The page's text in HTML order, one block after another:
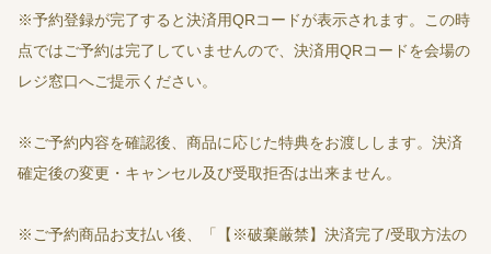
※予約登録が完了すると決済用QRコードが表示されます。この時
点ではご予約は完了していませんので、決済用QRコードを会場の
レジ窓口へご提示ください。
※ご予約内容を確認後、商品に応じた特典をお渡しします。決済
確定後の変更・キャンセル及び受取拒否は出来ません。
※ご予約商品お支払い後、「【※破棄厳禁】決済完了/受取方法の